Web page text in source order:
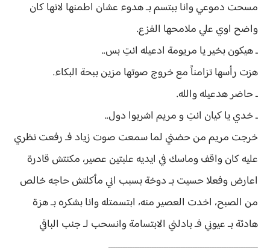
مسحت دموعي وانا ببتسم بـ هدوء عشان اطمنها لانها كان
واضح اوي علي ملامحها الفزع.
ـ هيكون بخير يا مريومة ادعيله انتِ بس..
هزت رأسها تزامناً مع خروج صوتها مزين ببحة البكاء.
ـ حاضر هدعيله والله.
ـ خدي يا كيان انتِ و مريم اشربوا دول..
خرجت مريم من حضني لما سمعت صوت زياد فـ رفعت نظري
عليه كان واقف وماسك في ايديه علبتين عصير، مكنتش قادرة
اعارض وفعلا حسيت بـ دوخة بسبب اني مأكلتش حاجه خالص
من الصبح، اخدت العصير منه، ابتسمتله وانا بشكره بـ هزة
هادئة بـ عيوني فـ بادلني الابتسامة وانسحب لـ جنب الباقي